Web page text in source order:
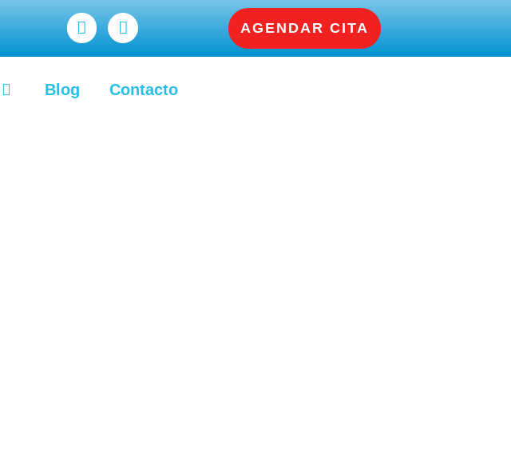
AGENDAR CITA
Blog Contacto